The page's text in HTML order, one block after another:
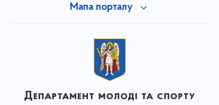
Мапа порталу
Департамент молоді та спорту